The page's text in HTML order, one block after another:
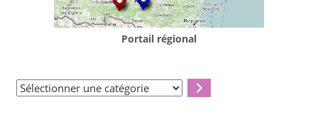
Portail régional
Sélectionner